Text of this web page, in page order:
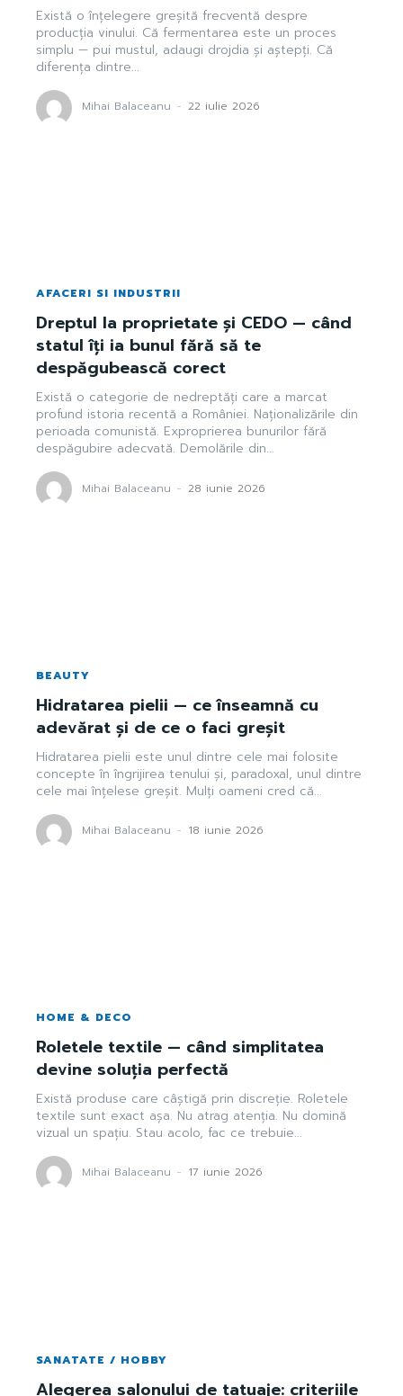
Există o înțelegere greșită frecventă despre
producția vinului. Că fermentarea este un proces
simplu — pui mustul, adaugi drojdia și aștepți. Că
diferența dintre...
Mihai Balaceanu - 22 iulie 2026
AFACERI SI INDUSTRII
Dreptul la proprietate și CEDO — când
statul îți ia bunul fără să te
despăgubească corect
Există o categorie de nedreptăți care a marcat
profund istoria recentă a României. Naționalizările din
perioada comunistă. Exproprierea bunurilor fără
despăgubire adecvată. Demolările din...
Mihai Balaceanu - 28 iunie 2026
BEAUTY
Hidratarea pielii — ce înseamnă cu
adevărat și de ce o faci greșit
Hidratarea pielii este unul dintre cele mai folosite
concepte în îngrijirea tenului și, paradoxal, unul dintre
cele mai înțelese greșit. Mulți oameni cred că...
Mihai Balaceanu - 18 iunie 2026
HOME & DECO
Roletele textile — când simplitatea
devine soluția perfectă
Există produse care câștigă prin discreție. Roletele
textile sunt exact așa. Nu atrag atenția. Nu domină
vizual un spațiu. Stau acolo, fac ce trebuie...
Mihai Balaceanu - 17 iunie 2026
SANATATE / HOBBY
Alegerea salonului de tatuaje: criteriile